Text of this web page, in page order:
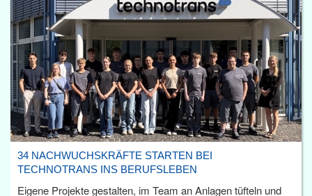
34 NACHWUCHSKRÄFTE STARTEN BEI
TECHNOTRANS INS BERUFSLEBEN
Eigene Projekte gestalten, im Team an Anlagen tüfteln und